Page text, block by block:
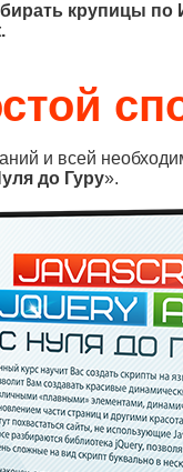
крупицы по
и всей
до Гуру».